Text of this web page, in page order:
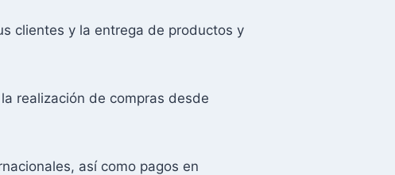
clientes y la entrega de productos y
realización de compras desde
así como pagos en